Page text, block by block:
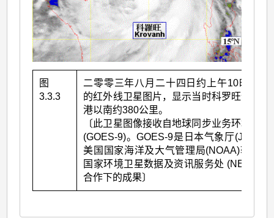
图
3.3.3
二零零三年八月二十四日约上午10时30分
的红外线卫星图片，显示当时科罗旺位于香
港以南约380公里。
〔此卫星图像接收自地球同步业务环境卫星
(GOES-9)。GOES-9是日本气象厅(JMA)和
美国国家海洋及大气管理局(NOAA)辖下的
国家环境卫星数据及资讯服务处 (NESDIS)
合作下的成果〕